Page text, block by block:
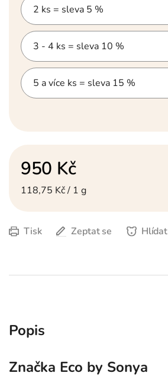
2 ks = sleva 5 %
3 - 4 ks = sleva 10 %
5 a více ks = sleva 15 %
950 Kč
Měrná cena:
118,75 Kč / 1 g
Tisk Zeptat se Hlídat
Popis
Značka Eco by Sonya